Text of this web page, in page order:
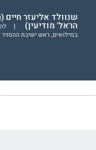
שנוולד אליעזר
הראל' מודיעין) |
במילואים, ראש ישיבת ההסדר